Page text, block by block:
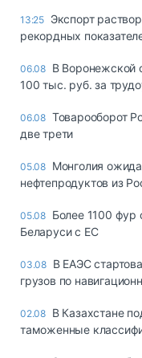
13:25 Экспорт
рекордных
06.08 В Воронежской
100 тыс. руб. за
06.08 Товарооборот
две трети
05.08 Монголия
нефтепродуктов из
05.08 Более 1100 фур
Беларуси с ЕС
03.08 В ЕАЭС
грузов по
02.08 В Казахстане
таможенные